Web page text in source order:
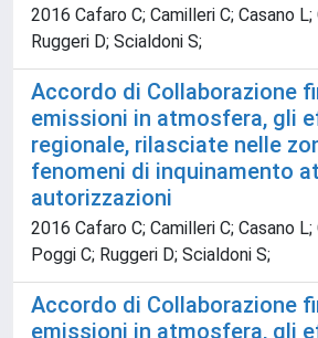
2016 Cafaro C; Camilleri C; Casano
Ruggeri D; Scialdoni S;
Accordo di Collaborazione
emissioni in atmosfera, gli
regionale, rilasciate nelle
fenomeni di inquinamento
autorizzazioni
2016 Cafaro C; Camilleri C; Casano
Poggi C; Ruggeri D; Scialdoni S;
Accordo di Collaborazione
emissioni in atmosfera, gli